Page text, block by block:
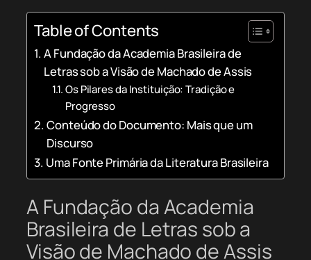
Table of Contents
A Fundação da Academia Brasileira de
Letras sob a Visão de Machado de Assis
Os Pilares da Instituição: Tradição e
Progresso
Conteúdo do Documento: Mais que um
Discurso
Uma Fonte Primária da Literatura Brasileira
A Fundação da Academia
Brasileira de Letras sob a
Visão de Machado de Assis